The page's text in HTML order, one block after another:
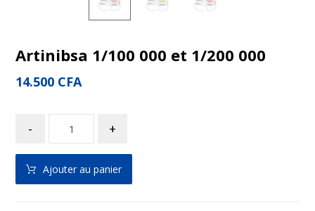
Artinibsa 1/100 000 et 1/200 000
14.500 CFA
- +
Ajouter au panier